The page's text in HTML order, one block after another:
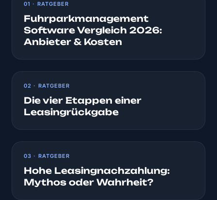
01 · RATGEBER
Fuhrparkmanagement
Software Vergleich 2026:
Anbieter & Kosten
02 · RATGEBER
Die vier Etappen einer
Leasingrückgabe
03 · RATGEBER
Hohe Leasingnachzahlung:
Mythos oder Wahrheit?